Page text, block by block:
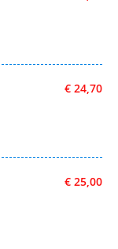
€ 24,70
€ 25,00